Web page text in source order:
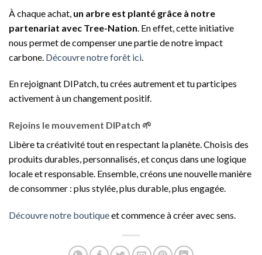
À chaque achat, un arbre est planté grâce à notre
partenariat avec Tree-Nation . En effet, cette initiative
nous permet de compenser une partie de notre impact
carbone. Découvre notre forêt ici
En rejoignant DIPatch, tu crées autrement et tu participes
activement à un changement positif.
Rejoins le mouvement DIPatch 🌱
Libère ta créativité tout en respectant la planète. Choisis des
produits durables, personnalisés, et conçus dans une logique
locale et responsable. Ensemble, créons une nouvelle manière
de consommer : plus stylée, plus durable, plus engagée.
Découvre notre boutiqueet commence à créer avec sens.